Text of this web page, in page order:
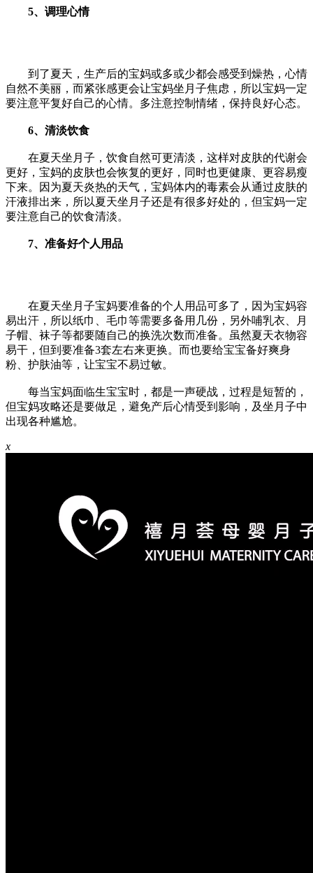
5、调理心情
到了夏天，生产后的宝妈或多或少都会感受到燥热，心情
自然不美丽，而紧张感更会让宝妈坐月子焦虑，所以宝妈一定
要注意平复好自己的心情。多注意控制情绪，保持良好心态。
6、清淡饮食
在夏天坐月子，饮食自然可更清淡，这样对皮肤的代谢会
更好，宝妈的皮肤也会恢复的更好，同时也更健康、更容易瘦
下来。因为夏天炎热的天气，宝妈体内的毒素会从通过皮肤的
汗液排出来，所以夏天坐月子还是有很多好处的，但宝妈一定
要注意自己的饮食清淡。
7、准备好个人用品
在夏天坐月子宝妈要准备的个人用品可多了，因为宝妈容
易出汗，所以纸巾、毛巾等需要多备用几份，另外哺乳衣、月
子帽、袜子等都要随自己的换洗次数而准备。虽然夏天衣物容
易干，但到要准备3套左右来更换。而也要给宝宝备好爽身
粉、护肤油等，让宝宝不易过敏。
每当宝妈面临生宝宝时，都是一声硬战，过程是短暂的，
但宝妈攻略还是要做足，避免产后心情受到影响，及坐月子中
出现各种尴尬。
x